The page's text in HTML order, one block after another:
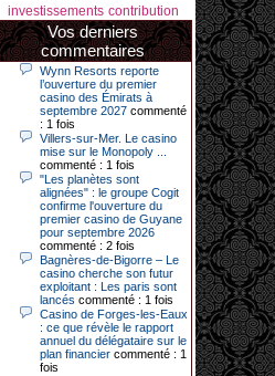
revenait pas".
22-07-2026|
Un touriste italien en vacances sur
la Côte d’Azur a remporté un
jackpot exceptionnel de 84.631
euros dans la nuit de samedi à
dimanche au Casino Barrière Le
Croisette à Cannes. Il s’agit d’un
nouveau record de gains de l’année
2026 pour cet établissement.
14-04-2026|
Dimanche 12 avril 2026, cette date
restera gravée dans la mémoire de
ce joueur du casino de Saint-Quay-
Portrieux (Côtes-d’Armor).
Ce quinquagénaire, habitant Plouha
mais souhaitant garder l’anonymat,
investissements contribution
Vos derniers
commentaires
Wynn Resorts reporte
l’ouverture du premier
casino des Émirats à
septembre 2027 commenté
: 1 fois
Villers-sur-Mer. Le casino
mise sur le Monopoly ...
commenté : 1 fois
"Les planètes sont
alignées" : le groupe Cogit
confirme l'ouverture du
premier casino de Guyane
pour septembre 2026
commenté : 2 fois
Bagnères-de-Bigorre – Le
casino cherche son futur
exploitant : Les paris sont
lancés commenté : 1 fois
Casino de Forges-les-Eaux
: ce que révèle le rapport
annuel du délégataire sur le
plan financier commenté : 1
fois